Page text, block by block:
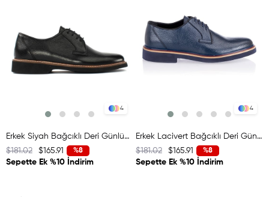
4
Erkek Siyah Bağcıklı Deri Günlük Ayakkabı
%8
$165.91
$181.02
Sepette Ek %10 İndirim
4
Erkek Lacivert Bağcıklı Deri Günlük Ayakkabı
%8
$165.91
$181.02
Sepette Ek %10 İndirim